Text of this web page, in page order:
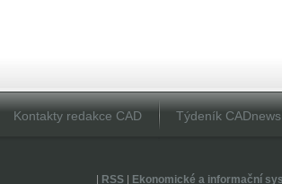
Kontakty redakce CAD Týdeník CADnews
RSS| Ekonomické a informační